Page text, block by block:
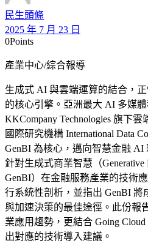
民生頭條
2025 年 7 月 23 日
0Points
產業中心/綜合報導
生成式 AI 與雲端運算的結合，
的核心引擎。亞洲最大 AI 多媒
KKCompany Technologies 旗下
國際研究機構 International Data
GenBI 為核心，邁向智慧金融 AI
針對生成式商業智慧（Generative
GenBI）在金融服務產業的技術
行系統性剖析，並指出 GenBI
與加速決策的最佳途徑。此份報
業應用趨勢，更結合 Going
出對應的技術導入建議。